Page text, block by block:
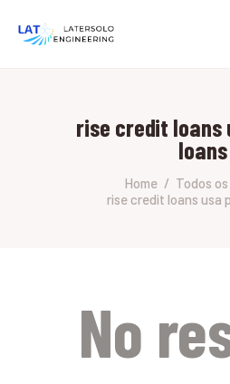
rise credit loans
loans
Home
Todos
rise credit loans usa
HOME
SOBRE A LATERSOLO
ENGINEERING
MERCADOS & SERVIÇOS
No